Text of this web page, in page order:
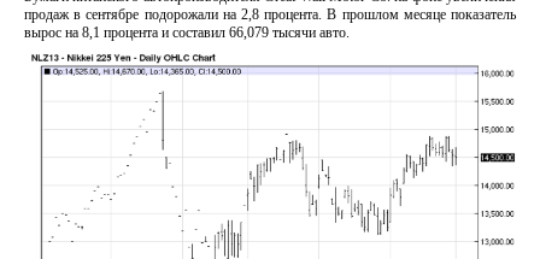
продаж в сентябре подорожали на 2,8 процента. В прошлом месяце показатель
вырос на 8,1 процента и составил 66,079 тысячи авто.